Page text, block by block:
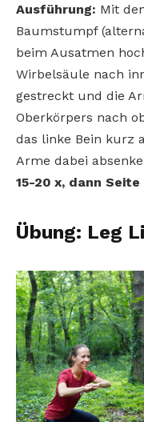
Ausführung: Mit
Baumstumpf
beim Ausatmen
Wirbelsäule nach
gestreckt und die
Oberkörpers nach
das linke Bein kurz
Arme dabei
15-20 x, dann
Übung: Leg